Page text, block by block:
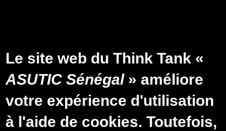
Le site web du Think Tank «
ASUTIC Sénégal» améliore
votre expérience d'utilisation
à l'aide de cookies. Toutefois,
Encadrement des offres
promotionnelles des opérateurs
télécoms : Enfin, une prise en
compte des intérêts des
utilisateurs